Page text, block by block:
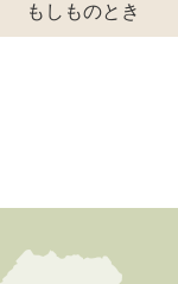
もしものとき